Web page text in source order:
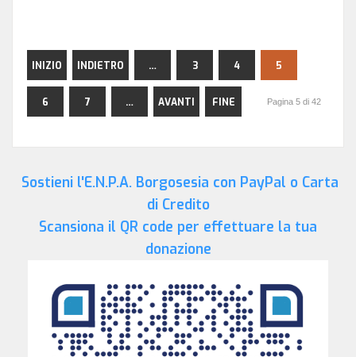
INIZIO INDIETRO … 3 4 5
6 7 … AVANTI FINE Pagina 5 di 42
Sostieni l'E.N.P.A. Borgosesia con PayPal o Carta
di Credito
Scansiona il QR code per effettuare la tua
donazione